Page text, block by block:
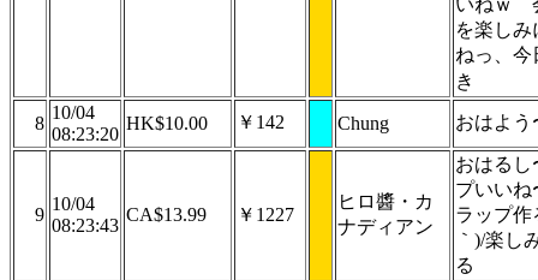
いねｗ
を楽しみ
ねっ、今
き
8
10/04
08:23:20
HK$10.00 ￥142 Chung おはよう
9
10/04
08:23:43
CA$13.99 ￥1227
ヒロ醬・カ
ナディアン
おはるし
プいいね
ラップ
｀)/楽し
る